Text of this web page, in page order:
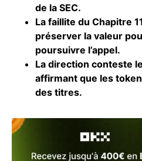
de la SEC.
La faillite du Chapitre
préserver la valeur
poursuivre l’appel.
La direction conteste
affirmant que les
des titres.